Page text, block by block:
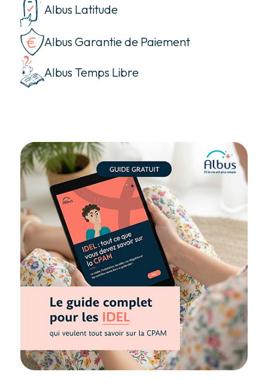
Albus Latitude
Albus Garantie de Paiement
Albus Temps Libre